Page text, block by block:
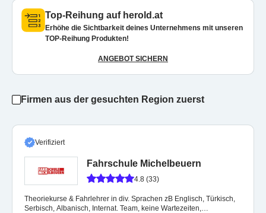
Top-Reihung auf herold.at
Erhöhe die Sichtbarkeit deines Unternehmens mit unseren
TOP-Reihung Produkten!
ANGEBOT SICHERN
Firmen aus der gesuchten Region zuerst
Verifiziert
Fahrschule Michelbeuern
4.8 (33)
Theoriekurse & Fahrlehrer in div. Sprachen zB Englisch, Türkisch,
Serbisch, Albanisch, Internat. Team, keine Wartezeiten,